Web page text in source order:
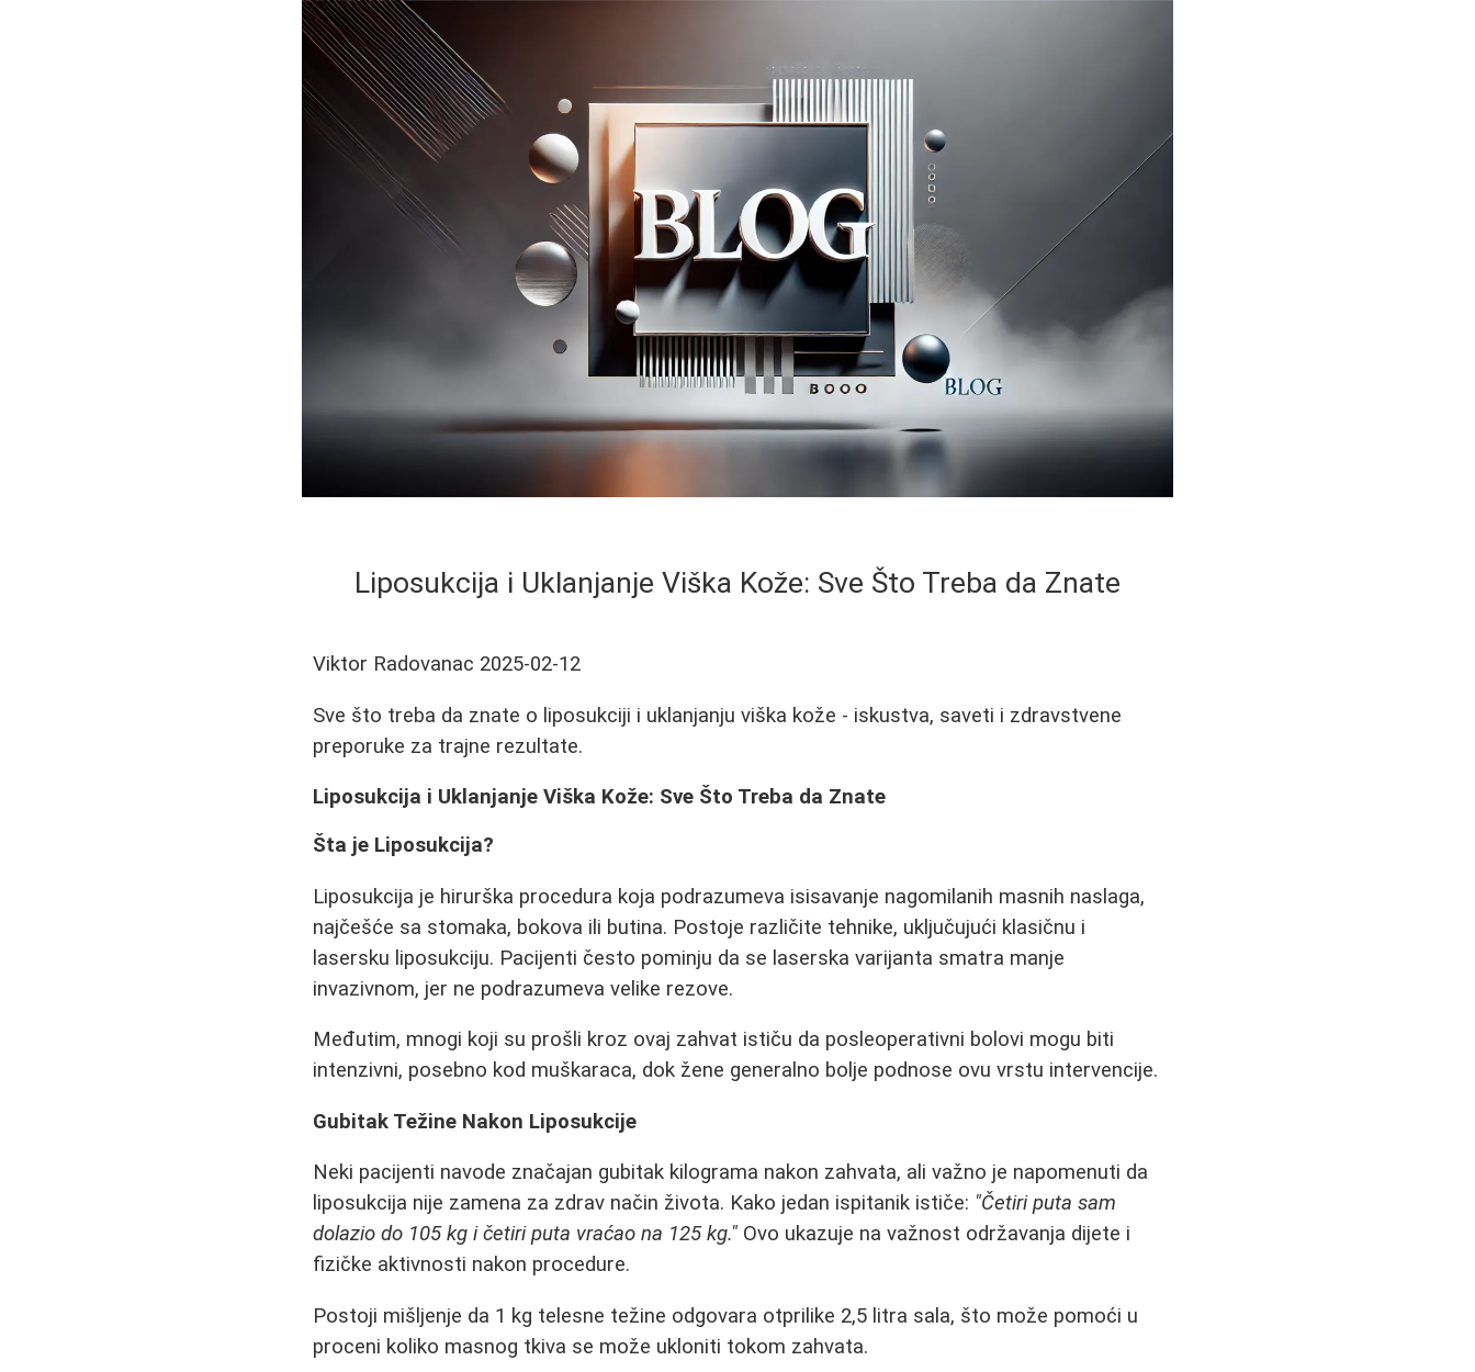
Liposukcija i Uklanjanje Viška Kože: Sve Što Treba da Znate
Viktor Radovanac 2025-02-12
Sve što treba da znate o liposukciji i uklanjanju viška kože - iskustva, saveti i zdravstvene
preporuke za trajne rezultate.
Liposukcija i Uklanjanje Viška Kože: Sve Što Treba da Znate
Šta je Liposukcija?
Liposukcija je hirurška procedura koja podrazumeva isisavanje nagomilanih masnih naslaga,
najčešće sa stomaka, bokova ili butina. Postoje različite tehnike, uključujući klasičnu i
lasersku liposukciju. Pacijenti često pominju da se laserska varijanta smatra manje
invazivnom, jer ne podrazumeva velike rezove.
Međutim, mnogi koji su prošli kroz ovaj zahvat ističu da posleoperativni bolovi mogu biti
intenzivni, posebno kod muškaraca, dok žene generalno bolje podnose ovu vrstu intervencije.
Gubitak Težine Nakon Liposukcije
Neki pacijenti navode značajan gubitak kilograma nakon zahvata, ali važno je napomenuti da
liposukcija nije zamena za zdrav način života. Kako jedan ispitanik ističe: "Četiri puta sam
dolazio do 105 kg i četiri puta vraćao na 125 kg." Ovo ukazuje na važnost održavanja dijete i
fizičke aktivnosti nakon procedure.
Postoji mišljenje da 1 kg telesne težine odgovara otprilike 2,5 litra sala, što može pomoći u
proceni koliko masnog tkiva se može ukloniti tokom zahvata.